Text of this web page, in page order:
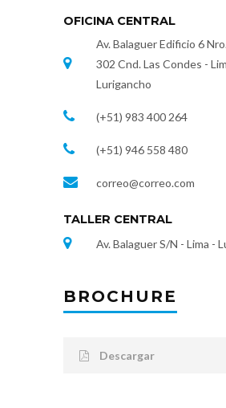
OFICINA CENTRAL
Av. Balaguer Edificio 6
302 Cnd. Las Condes -
Lurigancho
(+51) 983 400 264
(+51) 946 558 480
correo@correo.com
TALLER CENTRAL
Av. Balaguer S/N - Lima -
BROCHURE
Descargar